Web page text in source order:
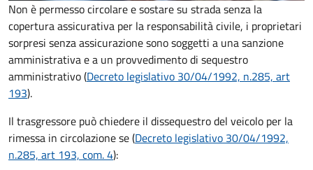
Non è permesso circolare e sostare su strada senza la
copertura assicurativa per la responsabilità civile, i proprietari
sorpresi senza assicurazione sono soggetti a una sanzione
amministrativa e a un provvedimento di sequestro
amministrativo (Decreto legislativo 30/04/1992, n.285, art
193).
Il trasgressore può chiedere il dissequestro del veicolo per la
rimessa in circolazione se (Decreto legislativo 30/04/1992,
n.285, art 193, com. 4):